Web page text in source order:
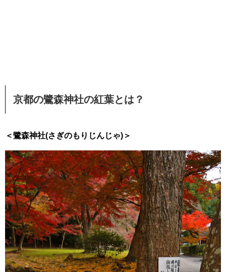
京都の鷺森神社の紅葉とは？
＜鷺森神社(さぎのもりじんじゃ)＞